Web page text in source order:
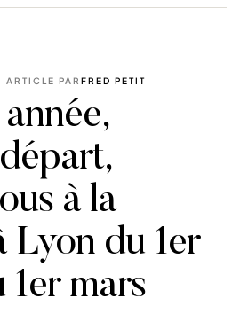
ARTICLE PAR FRED PETIT
à la
Lyon du 1er
mars